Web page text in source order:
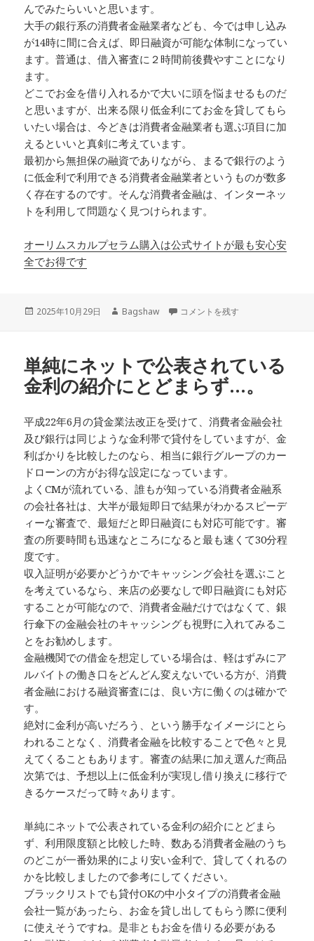
んでみたらいいと思います。
大手の銀行系の消費者金融業者なども、今では申し込み
が14時に間に合えば、即日融資が可能な体制になってい
ます。普通は、借入審査に２時間前後費やすことになり
ます。
どこでお金を借り入れるかで大いに頭を悩ませるものだ
と思いますが、出来る限り低金利にてお金を貸してもら
いたい場合は、今どきは消費者金融業者も選ぶ項目に加
えるといいと真剣に考えています。
最初から無担保の融資でありながら、まるで銀行のよう
に低金利で利用できる消費者金融業者というものが数多
く存在するのです。そんな消費者金融は、インターネッ
トを利用して問題なく見つけられます。
オーリムスカルプセラム購入は公式サイトが最も安心安
全でお得です
投
2025年10月29日
作
Bagshaw 消費者金融でお金を借りようと思
コメントを残す
単純にネットで公表されている
金利の紹介にとどまらず…。
平成22年6月の貸金業法改正を受けて、消費者金融会社
及び銀行は同じような金利帯で貸付をしていますが、金
利ばかりを比較したのなら、相当に銀行グループのカー
ドローンの方がお得な設定になっています。
よくCMが流れている、誰もが知っている消費者金融系
の会社各社は、大半が最短即日で結果がわかるスピーデ
ィーな審査で、最短だと即日融資にも対応可能です。審
査の所要時間も迅速なところになると最も速くて30分程
度です。
収入証明が必要かどうかでキャッシング会社を選ぶこと
を考えているなら、来店の必要なしで即日融資にも対応
することが可能なので、消費者金融だけではなくて、銀
行傘下の金融会社のキャッシングも視野に入れてみるこ
とをお勧めします。
金融機関での借金を想定している場合は、軽はずみにア
ルバイトの働き口をどんどん変えないでいる方が、消費
者金融における融資審査には、良い方に働くのは確かで
す。
絶対に金利が高いだろう、という勝手なイメージにとら
われることなく、消費者金融を比較することで色々と見
えてくることもあります。審査の結果に加え選んだ商品
次第では、予想以上に低金利が実現し借り換えに移行で
きるケースだって時々あります。
単純にネットで公表されている金利の紹介にとどまら
ず、利用限度額と比較した時、数ある消費者金融のうち
のどこが一番効果的により安い金利で、貸してくれるの
かを比較しましたので参考にしてください。
ブラックリストでも貸付OKの中小タイプの消費者金融
会社一覧があったら、お金を貸し出してもらう際に便利
に使えそうですね。是非ともお金を借りる必要がある